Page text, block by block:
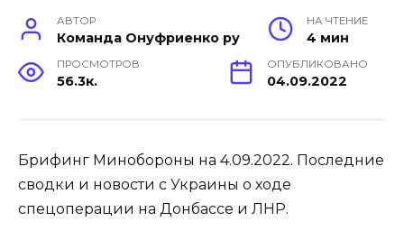
АВТОР
Команда Онуфриенко ру
НА ЧТЕНИЕ
4 мин
ПРОСМОТРОВ
56.3к.
ОПУБЛИКОВАНО
04.09.2022
Брифинг Минобороны на 4.09.2022. Последние
сводки и новости с Украины о ходе
спецоперации на Донбассе и ЛНР.